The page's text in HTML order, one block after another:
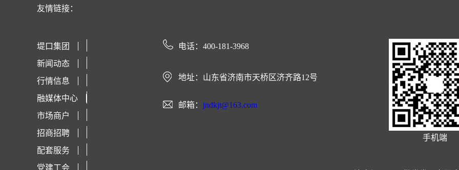
友情链接：
堤口集团
新闻动态
行情信息
融媒体中心
市场商户
招商招聘
配套服务
党建工会
电话：400-181-3968
地址：山东省济南市天桥区济齐路12号
邮箱： jndkjt@163.com
手机端